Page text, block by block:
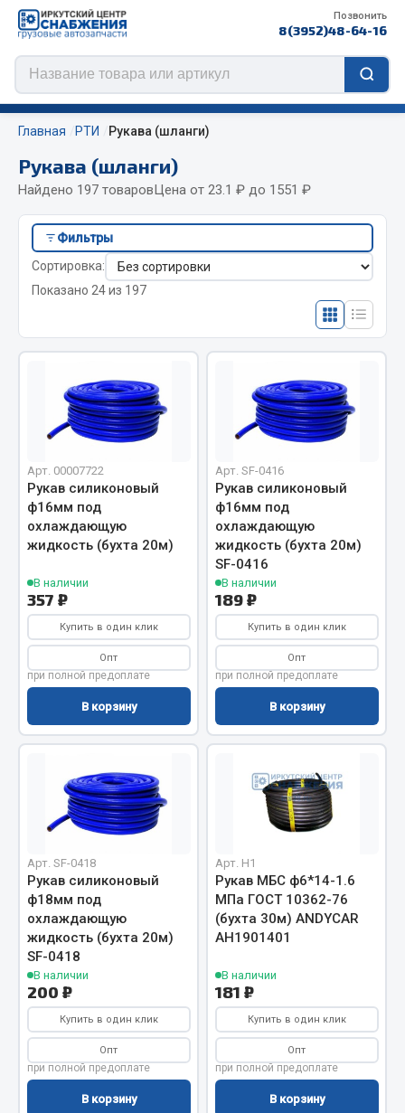
Позвонить
8(3952)48-64-16
Цепи противоскольжения
ЦЕПИ РОССИЯ
ЦЕПИ BOHU (Китай)
Изготовление цепей на колеса BOHU
Весь раздел
Отопители салона, подогреватели
Жидкостные подогреватели
Отопители салона
Подогреватели тосола
Автотовары
Автозвук
Автокаталоги
Аксессуары автомобильные
Аптечки и знаки автомобильные
Брызговики
Вентиляторы кабины
Вымпела
Весь раздел
Смазочные материалы
Масла
Охладжающие жидкости
Технические жидкости
Весь раздел
Главная РТИ Рукава (шланги)
Рукава (шланги)
Найдено 197 товаровЦена от 23.1 ₽ до 1551 ₽
Фильтры
Сортировка:
Показано 24 из 197
Арт. 00007722
Рукав силиконовый
ф16мм под
охлаждающую
жидкость (бухта 20м)
В наличии
357 ₽
Купить в один клик
Опт
при полной предоплате
В корзину
Арт. SF-0416
Рукав силиконовый
ф16мм под
охлаждающую
жидкость (бухта 20м)
SF-0416
В наличии
189 ₽
Купить в один клик
Опт
при полной предоплате
В корзину
Арт. SF-0418
Рукав силиконовый
ф18мм под
охлаждающую
жидкость (бухта 20м)
SF-0418
В наличии
200 ₽
Купить в один клик
Опт
при полной предоплате
В корзину
Арт. H1
Рукав МБС ф6*14-1.6
МПа ГОСТ 10362-76
(бухта 30м) ANDYCAR
АН1901401
В наличии
181 ₽
Купить в один клик
Опт
при полной предоплате
В корзину